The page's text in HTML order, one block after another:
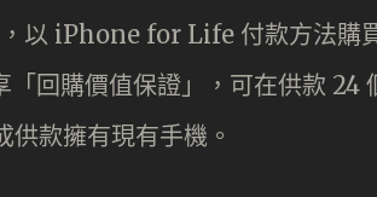
以 iPhone for Life 付款方法購
「回購價值保證」，可在供款
供款擁有現有手機。